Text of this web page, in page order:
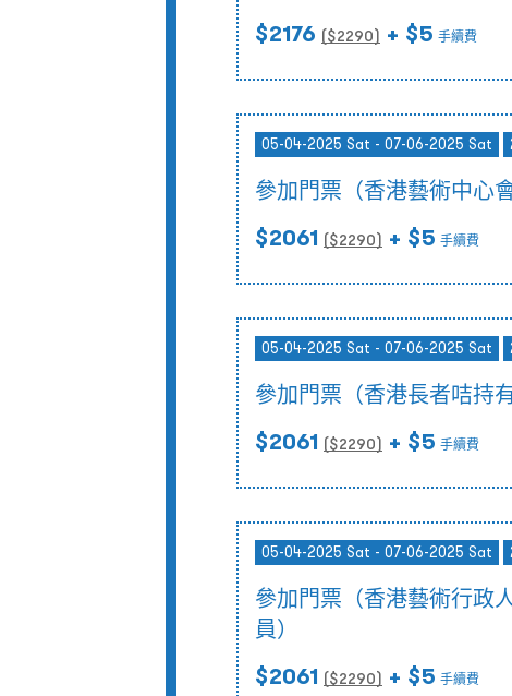
$2176 ($2290) + $5 手續費
05-04-2025 Sat - 07-06-2025 Sat
參加門票（香港藝術中心會
$2061 ($2290) + $5 手續費
05-04-2025 Sat - 07-06-2025 Sat
參加門票（香港長者咭持有
$2061 ($2290) + $5 手續費
05-04-2025 Sat - 07-06-2025 Sat
參加門票（香港藝術行政
員）
$2061 ($2290) + $5 手續費